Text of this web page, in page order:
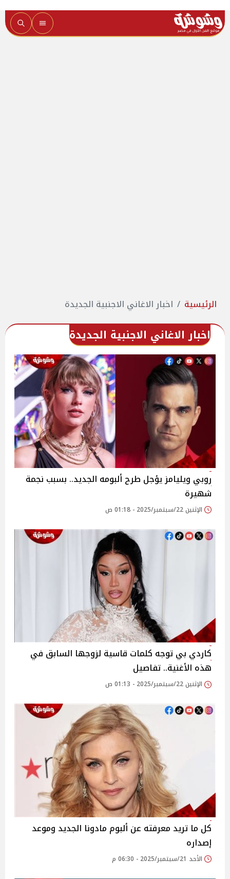
الرئيسية اخبار الاغاني الاجنبية الجديدة
اخبار الاغاني الاجنبية الجديدة
روبي ويليامز يؤجل طرح ألبومه الجديد.. بسبب نجمة
شهيرة
الإثنين 22/سبتمبر/2025 - 01:18 ص
كاردي بي توجه كلمات قاسية لزوجها السابق في
هذه الأغنية.. تفاصيل
الإثنين 22/سبتمبر/2025 - 01:13 ص
كل ما تريد معرفته عن ألبوم مادونا الجديد وموعد
إصداره
الأحد 21/سبتمبر/2025 - 06:30 م